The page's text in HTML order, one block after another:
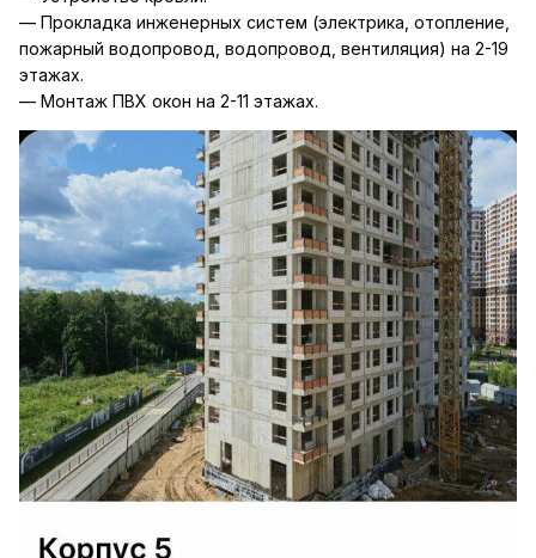
— Прокладка инженерных систем (электрика, отопление,
пожарный водопровод, водопровод, вентиляция) на 2-19
этажах.
— Монтаж ПВХ окон на 2-11 этажах.